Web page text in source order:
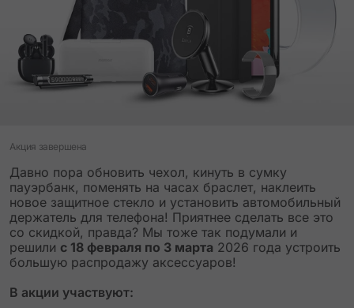
Акция завершена
Давно пора обновить чехол, кинуть в сумку
пауэрбанк, поменять на часах браслет, наклеить
новое защитное стекло и установить автомобильный
держатель для телефона! Приятнее сделать все это
со скидкой, правда? Мы тоже так подумали и
решили с 18 февраля по 3 марта 2026 года устроить
большую распродажу аксессуаров!
В акции участвуют: